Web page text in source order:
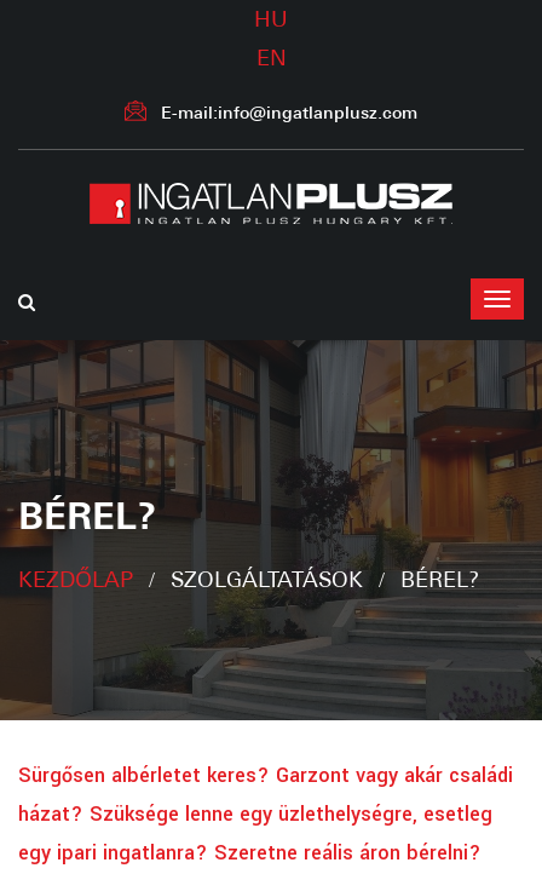
HU
EN
E-mail:info@ingatlanplusz.com
BÉREL?
KEZDŐLAP SZOLGÁLTATÁSOK BÉREL?
Sürgősen albérletet keres? Garzont vagy akár családi
házat? Szüksége lenne egy üzlethelységre, esetleg
egy ipari ingatlanra? Szeretne reális áron bérelni?